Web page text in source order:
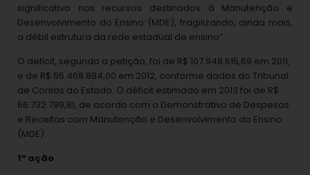
significativo nos recursos destinados à Manutenção e
Desenvolvimento do Ensino (MDE), fragilizando, ainda mais,
a débil estrutura da rede estadual de ensino”.
O deficit, segundo a petição, foi de R$ 107.948.615,69 em 2011,
e de R$ 55.468.884,00 em 2012, conforme dados do Tribunal
de Contas do Estado. O déficit estimado em 2013 foi de R$
66.732.799,81, de acordo com o Demonstrativo de Despesas
e Receitas com Manutenção e Desenvolvimento do Ensino
(MDE).
1ª ação